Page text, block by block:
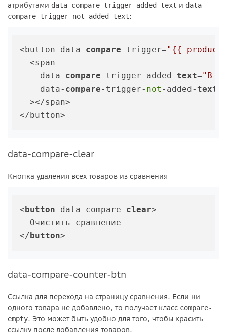
атрибутами data-compare-trigger-added-text и data-
compare-trigger-not-added-text:
<button data- compare-trigger="{{
  <span
    data-
compare-trigger-added- text="В
    data-
compare-trigger- not -added- text
  ></span>
data-compare-clear
Кнопка удаления всех товаров из сравнения
< button data-compare- clear>
  Очистить сравнение
</ button
data-compare-counter-btn
Ссылка для перехода на страницу сравнения. Если ни
одного товара не добавлено, то получает класс compare-
empty. Это может быть удобно для того, чтобы красить
ссылку после добавления товаров.